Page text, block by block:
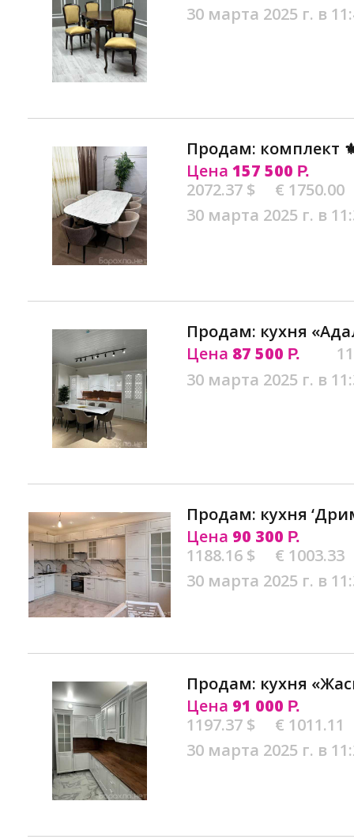
30 марта 2025 г. в
Продам: комплект
Цена 157 500 Р.
2072.37 $
€ 1750.00
30 марта 2025 г. в
Продам: кухня
Цена 87 500 Р.
30 марта 2025 г. в
Продам: кухня
Цена 90 300 Р.
1188.16 $
€ 1003.33
30 марта 2025 г. в
Продам: кухня
Цена 91 000 Р.
1197.37 $
€ 1011.11
30 марта 2025 г. в